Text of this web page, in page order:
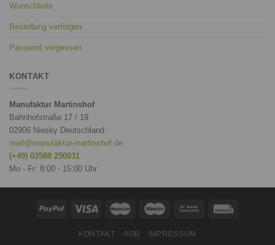
Wunschliste
Bestellung verfolgen
Passwort vergessen
KONTAKT
Manufaktur Martinshof
Bahnhofstraße 17 / 19
02906 Niesky Deutschland
mail@manufaktur-martinshof.de
(+49) 03588 250031
Mo - Fr: 8:00 - 15:00 Uhr
KONTAKT AGB IMPRESSUM